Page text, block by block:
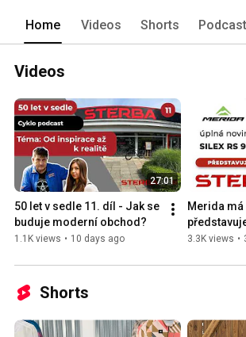
Home Videos Shorts
Videos
27:01
50 let v sedle 11. díl - Jak se
buduje moderní obchod?
1.1K views • 10 days ago
Merida
9000
3.3K views •
Shorts